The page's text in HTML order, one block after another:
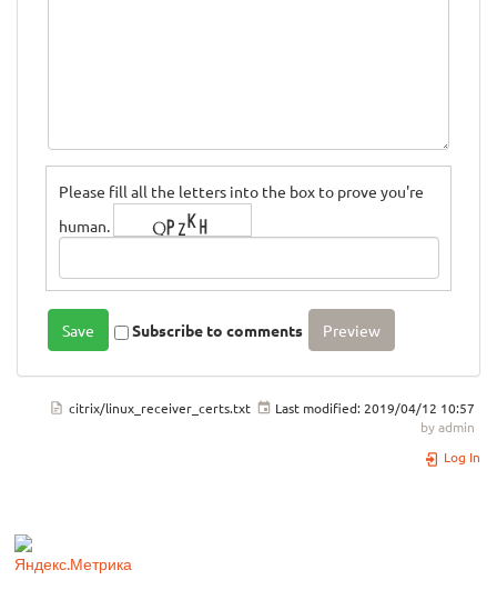
Please fill all the letters into the box to prove you're
human.
Subscribe to comments
citrix/linux_receiver_certs.txt Last modified:2019/04/12 10:57
byadmin
Log In